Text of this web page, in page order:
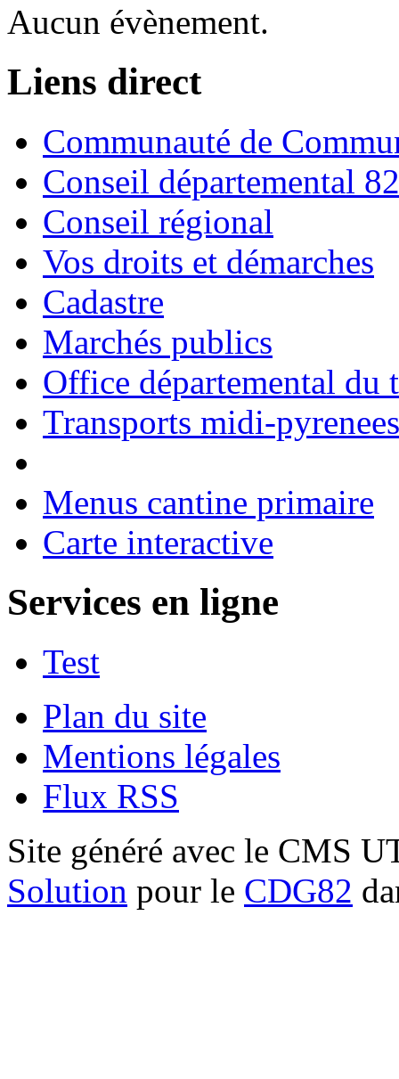
Aucun évènement.
Liens direct
Communauté de
Conseil départemental 82
Conseil régional
Vos droits et démarches
Cadastre
Marchés publics
Office départemental du
Transports midi-pyrenees
Menus cantine primaire
Carte interactive
Services en ligne
Test
Plan du site
Mentions légales
Flux RSS
Site généré avec le CMS
Solution pour le CDG82